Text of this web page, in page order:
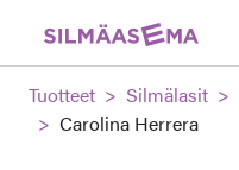
Tuotteet Silmälasit
Carolina Herrera